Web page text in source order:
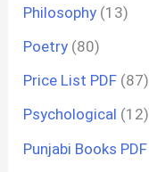
Philosophy (13)
Poetry (80)
Price List PDF (87)
Psychological (12)
Punjabi Books PDF